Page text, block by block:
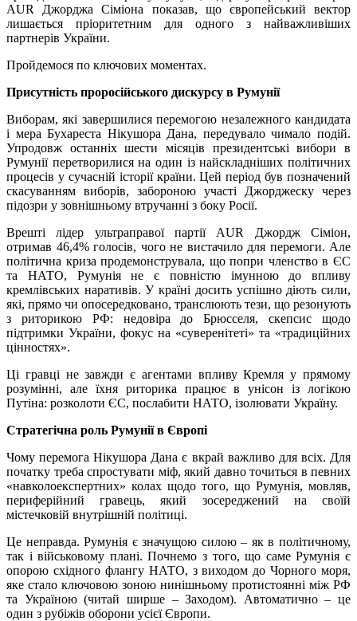
AUR Джорджа Сіміона показав, що європейський вектор
лишається пріоритетним для одного з найважливіших
партнерів України.
Пройдемося по ключових моментах.
Присутність проросійського дискурсу в Румунії
Виборам, які завершилися перемогою незалежного кандидата
і мера Бухареста Нікушора Дана, передувало чимало подій.
Упродовж останніх шести місяців президентські вибори в
Румунії перетворилися на один із найскладніших політичних
процесів у сучасній історії країни. Цей період був позначений
скасуванням виборів, забороною участі Джорджеску через
підозри у зовнішньому втручанні з боку Росії.
Врешті лідер ультраправої партії AUR Джордж Сіміон,
отримав 46,4% голосів, чого не вистачило для перемоги. Але
політична криза продемонструвала, що попри членство в ЄС
та НАТО, Румунія не є повністю імунною до впливу
кремлівських наративів. У країні досить успішно діють сили,
які, прямо чи опосередковано, транслюють тези, що резонують
з риторикою РФ: недовіра до Брюсселя, скепсис щодо
підтримки України, фокус на «суверенітеті» та «традиційних
цінностях».
Ці гравці не завжди є агентами впливу Кремля у прямому
розумінні, але їхня риторика працює в унісон із логікою
Путіна: розколоти ЄС, послабити НАТО, ізолювати Україну.
Стратегічна роль Румунії в Європі
Чому перемога Нікушора Дана є вкрай важливо для всіх. Для
початку треба спростувати міф, який давно точиться в певних
«навколоекспертних» колах щодо того, що Румунія, мовляв,
периферійний гравець, який зосереджений на своїй
містечковій внутрішній політиці.
Це неправда. Румунія є значущою силою – як в політичному,
так і військовому плані. Почнемо з того, що саме Румунія є
опорою східного флангу НАТО, з виходом до Чорного моря,
яке стало ключовою зоною нинішньому протистоянні між РФ
та Україною (читай ширше – Заходом). Автоматично – це
один з рубіжів оборони усієї Європи.